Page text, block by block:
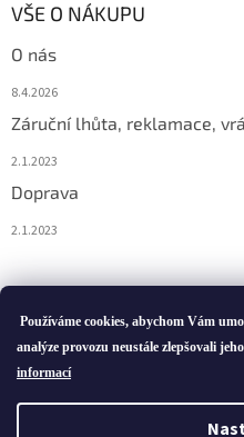
Používáme cookies, abychom Vám
analýze provozu neustále zlepšovali
informací
VŠE O NÁKUPU
O nás
8.4.2026
Záruční lhůta, reklamace,
2.1.2023
Doprava
2.1.2023